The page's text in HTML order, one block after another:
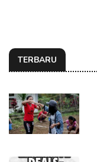
TERBARU